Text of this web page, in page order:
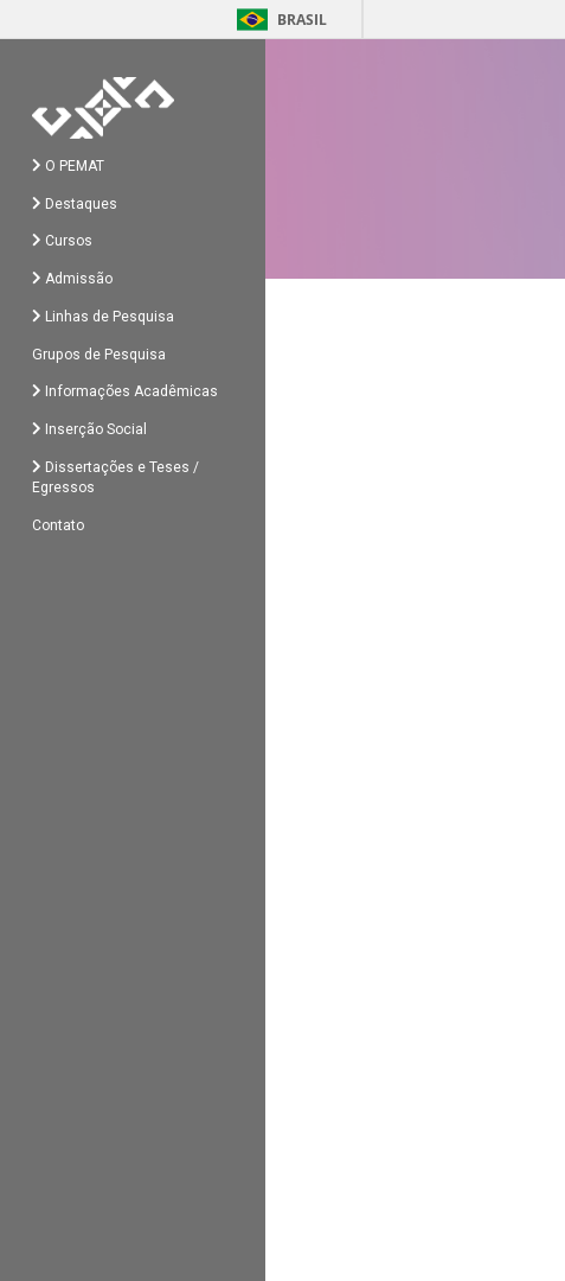
BRASIL
O PEMAT
Destaques
Cursos
Admissão
Linhas de Pesquisa
Grupos de Pesquisa
Informações Acadêmicas
Inserção Social
Dissertações e Teses /
Egressos
Contato